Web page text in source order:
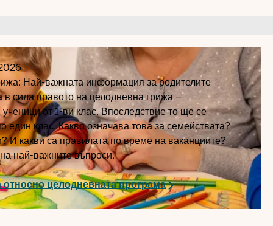
Най-важната информация за родителите
в сила правото на целодневна грижа –
от 1-ви клас. Впоследствие то ще се
един клас. Какво означава това за семействата?
И какви са правилата по време на ваканциите?
най-важните въпроси.
целодневната програма